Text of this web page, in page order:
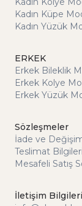
Kadın Küpe
Kadın Yüzük
ERKEK
Erkek Bileklik
Erkek Kolye
Erkek Yüzük
Sözleşmeler
İade ve
Teslimat Bilgileri
Mesafeli Satış
İletişim Bilgileri